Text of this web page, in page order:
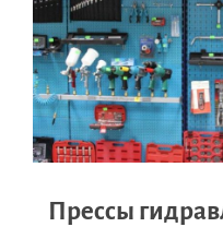
Прессы